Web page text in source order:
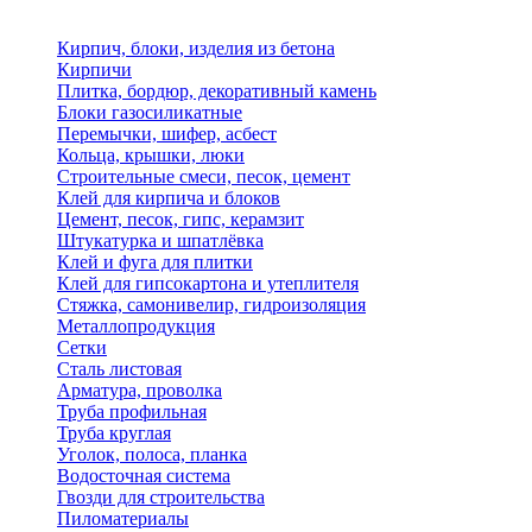
Кирпич, блоки, изделия из бетона
Кирпичи
Плитка, бордюр, декоративный камень
Блоки газосиликатные
Перемычки, шифер, асбест
Кольца, крышки, люки
Строительные смеси, песок, цемент
Клей для кирпича и блоков
Цемент, песок, гипс, керамзит
Штукатурка и шпатлёвка
Клей и фуга для плитки
Клей для гипсокартона и утеплителя
Стяжка, самонивелир, гидроизоляция
Металлопродукция
Сетки
Сталь листовая
Арматура, проволка
Труба профильная
Труба круглая
Уголок, полоса, планка
Водосточная система
Гвозди для строительства
Пиломатериалы